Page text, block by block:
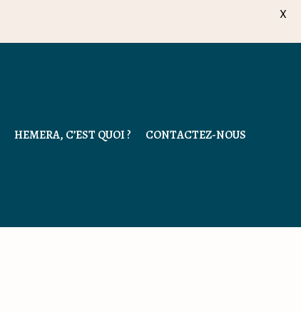
HEMERA, C’EST QUOI ? CONTACTEZ-NOUS
X